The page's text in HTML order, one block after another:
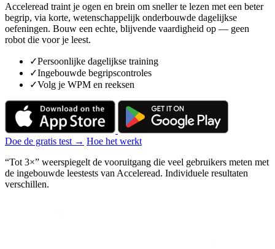
Acceleread traint je ogen en brein om sneller te lezen met een beter
begrip, via korte, wetenschappelijk onderbouwde dagelijkse
oefeningen. Bouw een echte, blijvende vaardigheid op — geen
robot die voor je leest.
✓Persoonlijke dagelijkse training
✓Ingebouwde begripscontroles
✓Volg je WPM en reeksen
Doe de gratis test → Hoe het werkt
“Tot 3×” weerspiegelt de vooruitgang die veel gebruikers meten met
de ingebouwde leestests van Acceleread. Individuele resultaten
verschillen.